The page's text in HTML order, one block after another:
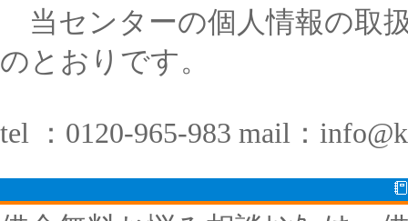
当センターの個人情報の取
のとおりです。
tel ：0120-965-983 mail：